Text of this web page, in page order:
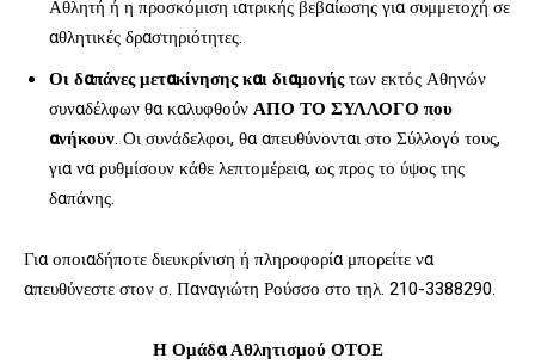
Αθλητή ή η προσκόμιση ιατρικής βεβαίωσης για συμμετοχή σε
αθλητικές δραστηριότητες.
Οι δαπάνες μετακίνησης και διαμονήςτων εκτός Αθηνών
συναδέλφων θα καλυφθούνΑΠΟ ΤΟ ΣΥΛΛΟΓΟ που
ανήκουν. Οι συνάδελφοι, θα απευθύνονται στο Σύλλογό τους,
για να ρυθμίσουν κάθε λεπτομέρεια, ως προς το ύψος της
δαπάνης.
Για οποιαδήποτε διευκρίνιση ή πληροφορία μπορείτε να
απευθύνεστε στον σ. Παναγιώτη Ρούσσο στο τηλ. 210-3388290.
Η Ομάδα Αθλητισμού ΟΤΟΕ